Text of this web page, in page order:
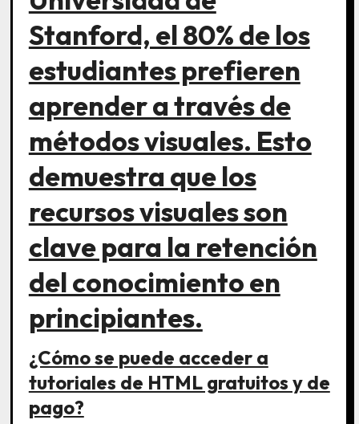
Stanford, el 80% de los
estudiantes prefieren
aprender a través de
métodos visuales. Esto
demuestra que los
recursos visuales son
clave para la retención
del conocimiento en
principiantes.
¿Cómo se puede acceder a
tutoriales de HTML gratuitos y de
pago?